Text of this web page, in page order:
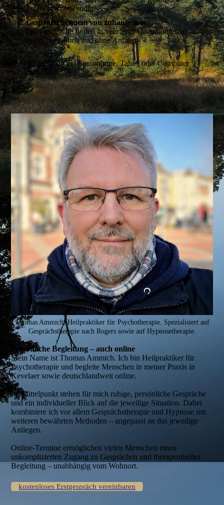
Erfahrung notwendig.
Gespräch bequem von zuhause aus
Die Gespräche finden in vertrauter Umgebung statt –
ruhig, persönlich und ohne Anfahrt.
Es wird lediglich ein Smartphone, Tablet oder Computer
benötigt.
Thomas Ammich, Heilpraktiker für Psychotherapie. Spezialisiert auf
Gesprächstherapie nach Rogers sowie auf Hypnosetherapie.
Persönliche Begleitung – auch online
Mein Name ist Thomas Ammich. Ich bin Heilpraktiker für
Psychotherapie und begleite Menschen in meiner Praxis in
Kevelaer sowie deutschlandweit online.
Im Mittelpunkt stehen für mich ruhige, persönliche Gespräche
und ein individueller Blick auf die jeweilige Situation. Dabei
kombiniere ich vor allem Gesprächstherapie und Hypnose mit
weiteren bewährten Methoden – angepasst an das jeweilige
Anliegen.
Online-Termine ermöglichen vielen Menschen einen
unkomplizierten Zugang zu Gesprächen und therapeutischer
Begleitung – unabhängig vom Wohnort.
kostenloses Erstgespräch vereinbaren